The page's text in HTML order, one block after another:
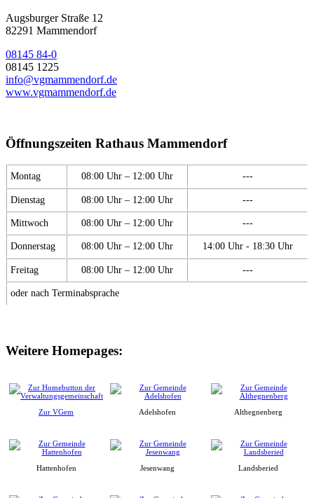
Augsburger Straße 12
82291 Mammendorf
08145 84-0
08145 1225
info@vgmammendorf.de
www.vgmammendorf.de
Öffnungszeiten Rathaus Mammendorf
Montag 08:00 Uhr – 12:00 Uhr ---
Dienstag 08:00 Uhr – 12:00 Uhr ---
Mittwoch 08:00 Uhr – 12:00 Uhr ---
Donnerstag 08:00 Uhr – 12:00 Uhr 14:00 Uhr - 18:30 Uhr
Freitag 08:00 Uhr – 12:00 Uhr ---
oder nach Terminabsprache
Weitere Homepages:
Zur VGem Adelshofen Althegnenberg
Hattenhofen Jesenwang Landsberied